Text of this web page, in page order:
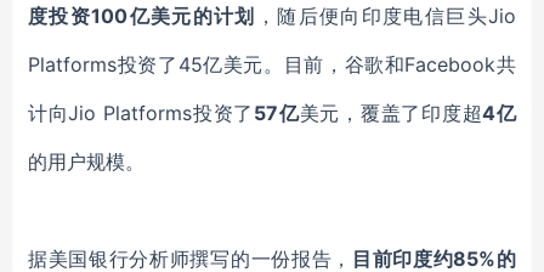
度投资100亿美元的计划 ，随后便向印度电信巨头Jio
Platforms投资了 45亿美元。目前，谷歌和Facebook共
计向Jio Platforms投资了 57亿美元，覆盖了印度超4亿
的用户规模。
据美国银行分析师撰写的一份报告， 目前印度约85%的